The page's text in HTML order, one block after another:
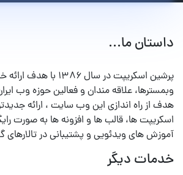
داستان ما...
پرشین اسکریپت در سال
وبمسترها، علاقه مندان و فعالین حوزه وب
هدف از راه اندازی این وب سایت ، ارائه
اسکریپت ها، قالب ها و افزونه ها به صورت
آموزش های ویدئویی و پشتیبانی در تالارهای
خدمات دیگر